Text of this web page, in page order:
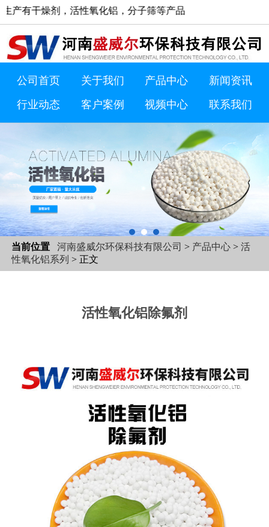
干燥剂，活性氧化铝，分子筛等产品。浏览网站过程中如有
公司首页 关于我们 产品中心
新闻资讯
行业动态
客户案例 视频中心 联系我们
当前位置 河南盛威尔环保科技有限公司 > 产品中心 >活
性氧化铝系列 > 正文
活性氧化铝除氟剂